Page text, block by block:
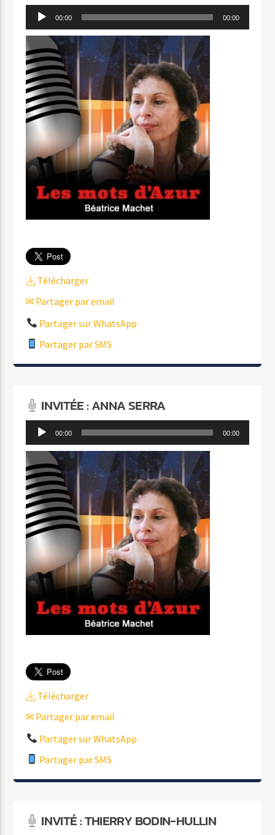
Lecteur 00:00 00:00
Télécharger
✉ Partager par email
Partager sur WhatsApp
Partager par SMS
INVITÉE : ANNA SERRA
Lecteur 00:00 00:00
Télécharger
✉ Partager par email
Partager sur WhatsApp
Partager par SMS
INVITÉ : THIERRY BODIN-HULLIN